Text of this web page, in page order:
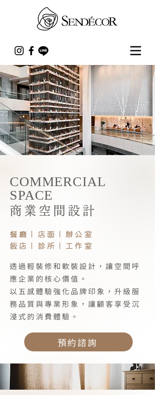
COMMERCIAL
SPACE
商業空間設計
餐廳丨店面丨辦公室
飯店丨診所丨工作室
透過輕裝修和軟裝設計，讓空間呼
應企業的核心價值。
以五感體驗強化品牌印象，升級服
務品質與專業形象，讓顧客享受沉
浸式的消費體驗。
預約諮詢